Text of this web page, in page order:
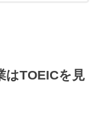
はTOEICを見